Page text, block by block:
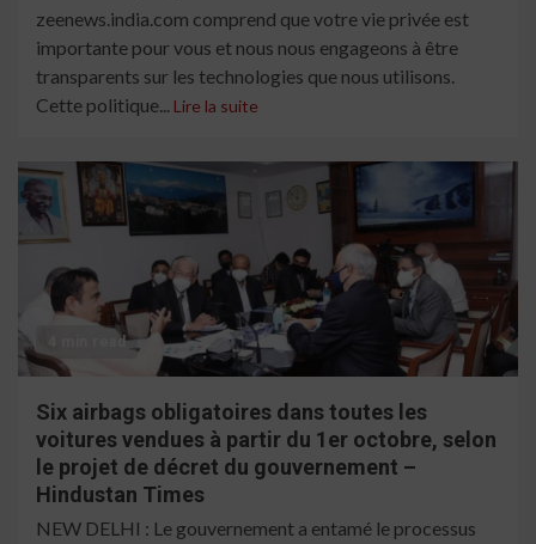
zeenews.india.com comprend que votre vie privée est
importante pour vous et nous nous engageons à être
transparents sur les technologies que nous utilisons.
Cette politique... Lire la suite
4 min read
Six airbags obligatoires dans toutes les
voitures vendues à partir du 1er octobre, selon
le projet de décret du gouvernement –
Hindustan Times
NEW DELHI : Le gouvernement a entamé le processus